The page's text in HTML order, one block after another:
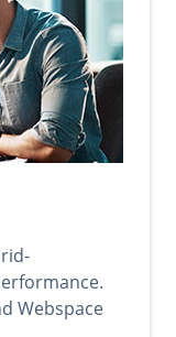
Webspace